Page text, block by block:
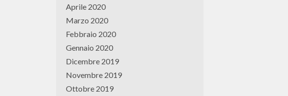
Aprile 2020
Marzo 2020
Febbraio 2020
Gennaio 2020
Dicembre 2019
Novembre 2019
Ottobre 2019